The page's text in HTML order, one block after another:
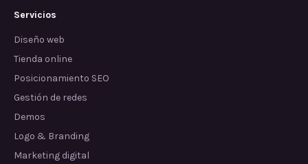
Servicios
Diseño web
Tienda online
Posicionamiento SEO
Gestión de redes
Demos
Logo & Branding
Marketing digital